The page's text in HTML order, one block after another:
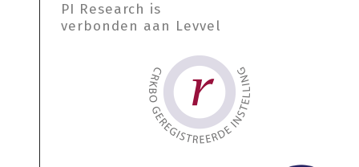
PI Research is
verbonden aan Levvel